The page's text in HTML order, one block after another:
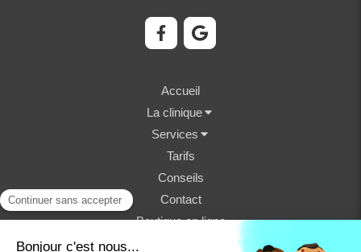
Accueil
La clinique
Services
Tarifs
Conseils
Contact
Boutique en ligne
©2023 Clinique Vétérinaire Fondère - Structure